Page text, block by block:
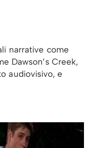
narrative come
Dawson’s Creek,
audiovisivo, e